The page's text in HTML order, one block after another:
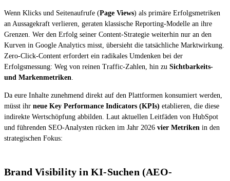
Wenn Klicks und Seitenaufrufe (Page Views) als primäre Erfolgsmetriken
an Aussagekraft verlieren, geraten klassische Reporting-Modelle an ihre
Grenzen. Wer den Erfolg seiner Content-Strategie weiterhin nur an den
Kurven in Google Analytics misst, übersieht die tatsächliche Marktwirkung.
Zero-Click-Content erfordert ein radikales Umdenken bei der
Erfolgsmessung: Weg von reinen Traffic-Zahlen, hin zu Sichtbarkeits-
und Markenmetriken.
Da eure Inhalte zunehmend direkt auf den Plattformen konsumiert werden,
müsst ihr neue Key Performance Indicators (KPIs) etablieren, die diese
indirekte Wertschöpfung abbilden. Laut aktuellen Leitfäden von HubSpot
und führenden SEO-Analysten rücken im Jahr 2026 vier Metriken in den
strategischen Fokus:
Brand Visibility in KI-Suchen (AEO-